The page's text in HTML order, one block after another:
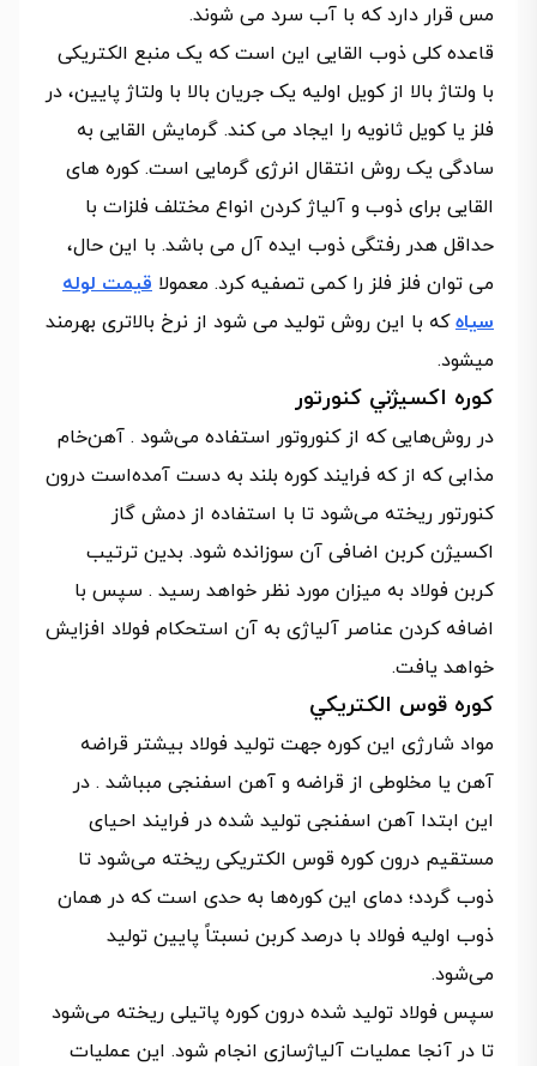
مس قرار دارد که با آب سرد می شوند.
قاعده کلی ذوب القایی این است که یک منبع الکتریکی
با ولتاژ بالا از کویل اولیه یک جریان بالا با ولتاژ پایین، در
فلز یا کویل ثانویه را ایجاد می کند. گرمایش القایی به
سادگی یک روش انتقال انرژی گرمایی است. کوره های
القایی برای ذوب و آلیاژ کردن انواع مختلف فلزات با
حداقل هدر رفتگی ذوب ایده آل می باشد. با این حال،
می توان فلز فلز را کمی تصفیه کرد. معمولا قیمت لوله
سیاهکه با این روش تولید می شود از نرخ بالاتری بهرمند
میشود.
كوره اكسيژني كنورتور
در روش‌هایی که از کنوروتور استفاده می‌شود . آهن‌خام
مذابی که از که فرایند کوره بلند به دست آمده‌است درون
کنورتور ریخته می‌شود تا با استفاده از دمش گاز
اکسیژن کربن اضافی آن سوزانده شود. بدین ترتیب
کربن فولاد به میزان مورد نظر خواهد رسید . سپس با
اضافه کردن عناصر آلیاژی به آن استحکام فولاد افزایش
خواهد یافت.
كوره قوس الكتريكي
مواد شارژی این کوره جهت تولید فولاد بیشتر قراضه
آهن یا مخلوطی از قراضه و آهن اسفنجی مبباشد . در
این ابتدا آهن اسفنجی تولید شده در فرایند احیای
مستقیم درون کوره قوس الکتریکی ریخته می‌شود تا
ذوب گردد؛ دمای این کوره‌ها به حدی است که در همان
ذوب اولیه فولاد با درصد کربن نسبتاً پایین تولید
می‌شود.
سپس فولاد تولید شده درون کوره پاتیلی ریخته می‌شود
تا در آنجا عملیات آلیاژسازی انجام شود. این عملیات